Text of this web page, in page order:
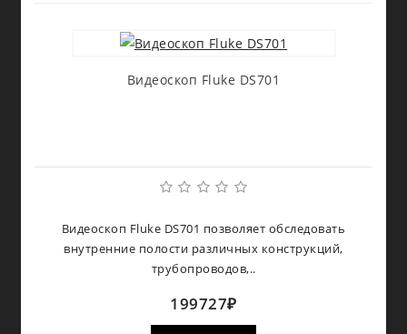
Видеоскоп Fluke DS701
Видеоскоп Fluke DS701 позволяет обследовать
внутренние полости различных конструкций,
трубопроводов,..
199727₽